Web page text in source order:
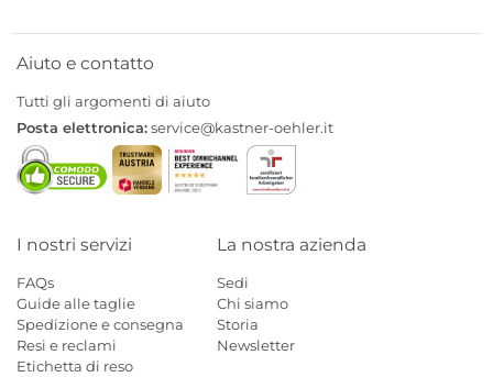
Aiuto e contatto
Tutti gli argomenti di aiuto
Posta elettronica:service@kastner-oehler.it
I nostri servizi
FAQs
Guide alle taglie
Spedizione e consegna
Resi e reclami
Etichetta di reso
La nostra azienda
Sedi
Chi siamo
Storia
Newsletter